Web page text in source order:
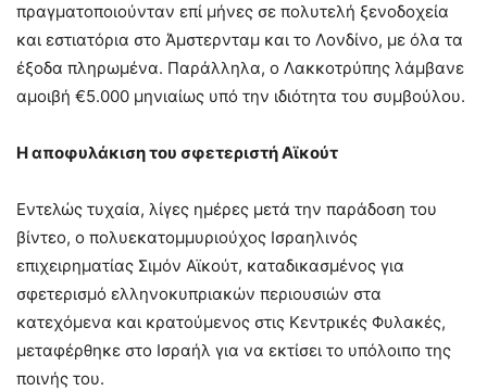
πραγματοποιούνταν επί μήνες σε πολυτελή ξενοδοχεία
και εστιατόρια στο Άμστερνταμ και το Λονδίνο, με όλα τα
έξοδα πληρωμένα. Παράλληλα, ο Λακκοτρύπης λάμβανε
αμοιβή €5.000 μηνιαίως υπό την ιδιότητα του συμβούλου.
Η αποφυλάκιση του σφετεριστή Αϊκούτ
Εντελώς τυχαία, λίγες ημέρες μετά την παράδοση του
βίντεο, ο πολυεκατομμυριούχος Ισραηλινός
επιχειρηματίας Σιμόν Αϊκούτ, καταδικασμένος για
σφετερισμό ελληνοκυπριακών περιουσιών στα
κατεχόμενα και κρατούμενος στις Κεντρικές Φυλακές,
μεταφέρθηκε στο Ισραήλ για να εκτίσει το υπόλοιπο της
ποινής του.